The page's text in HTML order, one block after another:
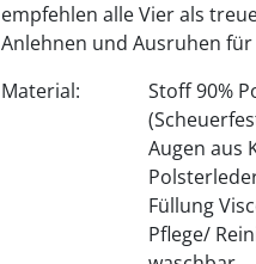
empfehlen alle Vier als
Anlehnen und Ausruhen
Material:
Stoff 90%
Augen aus
Füllung
Pflege/